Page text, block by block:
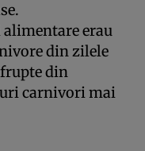
erau
din zilele
din
carnivori mai